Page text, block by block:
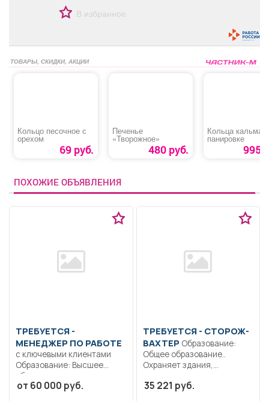
В избранное
ТОВАРЫ, СКИДКИ, АКЦИИ
Кольцо песочное с
орехом
69 руб.
Печенье
«Творожное»
480 руб.
Кольца
панировке
995
ПОХОЖИЕ ОБЪЯВЛЕНИЯ
ТРЕБУЕТСЯ -
МЕНЕДЖЕР ПО РАБОТЕ
с ключевыми клиентами
Образование: Высшее
образование —
бакалавриат.. Работа с...
от 60 000 руб.
ТРЕБУЕТСЯ - СТОРОЖ-
ВАХТЕР
Общее образование..
Охраняет здания,
Учреждения,...
35 221 руб.